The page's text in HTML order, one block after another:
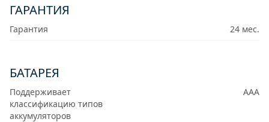
ГАРАНТИЯ
Гарантия 24 мес.
БАТАРЕЯ
Поддерживает
классификацию типов
аккумуляторов
AAA